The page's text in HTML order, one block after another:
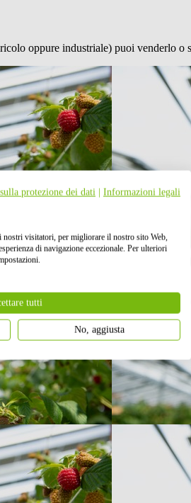
oppure industriale) puoi venderlo
protezione dei dati Informazioni legali
visitatori, per migliorare il nostro sito Web,
di navigazione eccezionale. Per ulteriori
tutti
No, aggiusta